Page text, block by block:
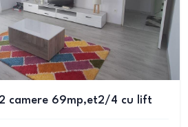
camere 69mp,et2/4 cu lift